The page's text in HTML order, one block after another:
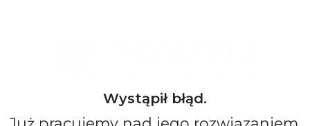
Wystąpił błąd.